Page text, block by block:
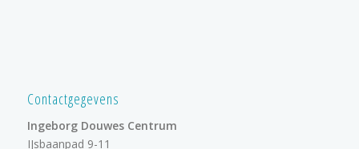
Contactgegevens
Ingeborg Douwes Centrum
IJsbaanpad 9-11